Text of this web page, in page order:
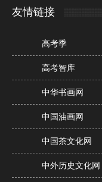
友情链接
高考季
高考智库
中华书画网
中国油画网
中国茶文化网
中外历史文化网